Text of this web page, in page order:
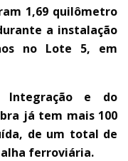
1,69 quilômetro
a instalação
no Lote 5, em
e do
já tem mais 100
de um total de
ferroviária.